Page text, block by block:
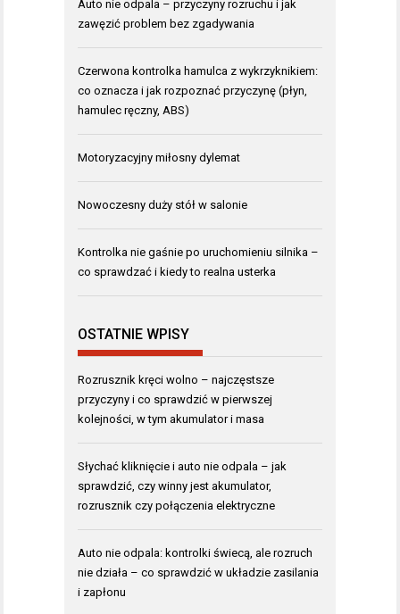
Auto nie odpala – przyczyny rozruchu i jak
zawęzić problem bez zgadywania
Czerwona kontrolka hamulca z wykrzyknikiem:
co oznacza i jak rozpoznać przyczynę (płyn,
hamulec ręczny, ABS)
Motoryzacyjny miłosny dylemat
Nowoczesny duży stół w salonie
Kontrolka nie gaśnie po uruchomieniu silnika –
co sprawdzać i kiedy to realna usterka
OSTATNIE WPISY
Rozrusznik kręci wolno – najczęstsze
przyczyny i co sprawdzić w pierwszej
kolejności, w tym akumulator i masa
Słychać kliknięcie i auto nie odpala – jak
sprawdzić, czy winny jest akumulator,
rozrusznik czy połączenia elektryczne
Auto nie odpala: kontrolki świecą, ale rozruch
nie działa – co sprawdzić w układzie zasilania
i zapłonu